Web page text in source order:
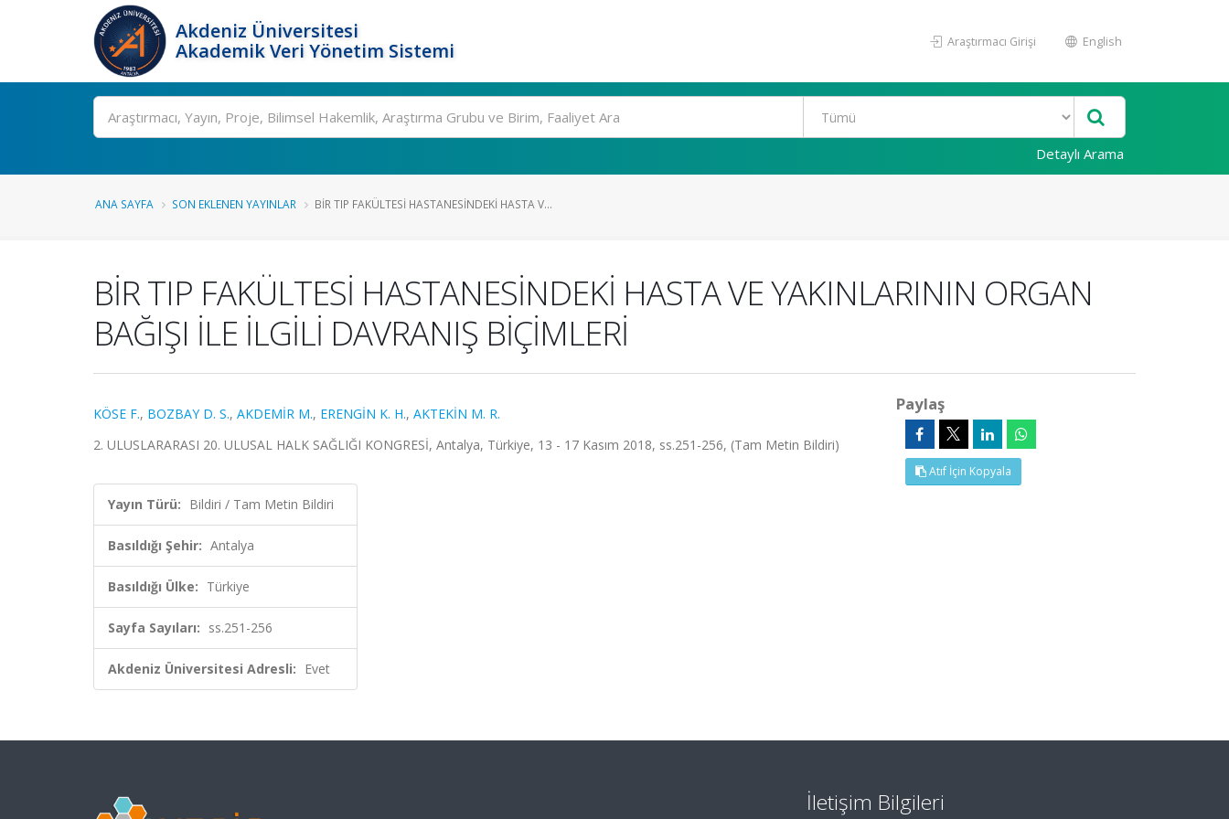
Akdeniz Üniversitesi
Akademik Veri Yönetim Sistemi
Araştırmacı Girişi English
Ara
Detaylı Arama
ANA SAYFA SON EKLENEN YAYINLAR BİR TIP FAKÜLTESİ HASTANESİNDEKİ HASTA V...
BİR TIP FAKÜLTESİ HASTANESİNDEKİ HASTA VE YAKINLARININ ORGAN
BAĞIŞI İLE İLGİLİ DAVRANIŞ BİÇİMLERİ
KÖSE F., BOZBAY D. S., AKDEMİR M., ERENGİN K. H., AKTEKİN M. R.
2. ULUSLARARASI 20. ULUSAL HALK SAĞLIĞI KONGRESİ, Antalya, Türkiye, 13 - 17 Kasım 2018, ss.251-256, (Tam Metin Bildiri)
Yayın Türü: Bildiri / Tam Metin Bildiri
Basıldığı Şehir: Antalya
Basıldığı Ülke: Türkiye
Sayfa Sayıları: ss.251-256
Akdeniz Üniversitesi Adresli: Evet
Paylaş
Atıf İçin Kopyala
İletişim Bilgileri